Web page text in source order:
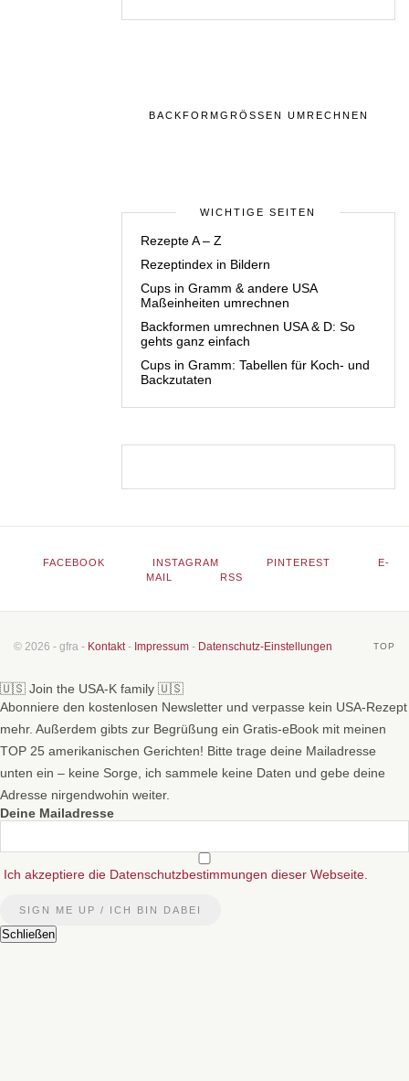
BACKFORMGRÖSSEN UMRECHNEN
WICHTIGE SEITEN
Rezepte A – Z
Rezeptindex in Bildern
Cups in Gramm & andere USA
Maßeinheiten umrechnen
Backformen umrechnen USA & D: So
gehts ganz einfach
Cups in Gramm: Tabellen für Koch- und
Backzutaten
FACEBOOK INSTAGRAM PINTEREST
E-
MAIL
RSS
© 2026 - gfra - Kontakt- Impressum - Datenschutz-Einstellungen TOP
🇺🇸 Join the USA-K family 🇺🇸
Abonniere den kostenlosen Newsletter und verpasse kein USA-Rezept
mehr. Außerdem gibts zur Begrüßung ein Gratis-eBook mit meinen
TOP 25 amerikanischen Gerichten! Bitte trage deine Mailadresse
unten ein – keine Sorge, ich sammele keine Daten und gebe deine
Adresse nirgendwohin weiter.
Deine Mailadresse
Ich akzeptiere die Datenschutzbestimmungen dieser Webseite.
Schließen